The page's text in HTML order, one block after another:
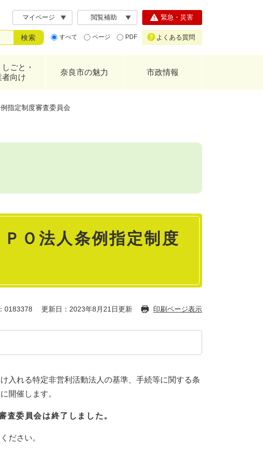
マイページ 閲覧補助
すべて ページ PDF
緊急・災害
よくある質問
ごと・
者向け
奈良市の魅力 市政情報
指定制度審査委員会
Ｏ法人条例指定制度
0183378 更新日：2023年8月21日更新 印刷ページ表示
入れる特定非営利活動法人の基準、手続等に関する条
開催します。
委員会は終了しました。
ださい。